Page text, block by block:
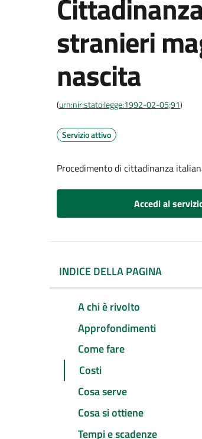
stranieri
nascita
(urn:nir:stato:legge:1992-02-05;91)
Servizio attivo
Procedimento di cittadinanza
Accedi al
INDICE DELLA PAGINA
A chi è rivolto
Approfondimenti
Come fare
Costi
Cosa serve
Cosa si ottiene
Tempi e scadenze